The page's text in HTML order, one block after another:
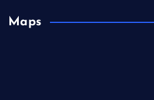
Maps